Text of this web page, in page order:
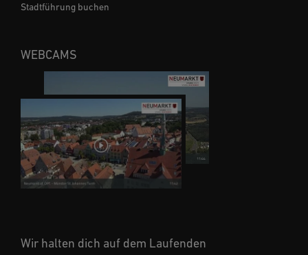
Wir halten dich auf dem Laufenden
Stadtführung buchen
WEBCAMS